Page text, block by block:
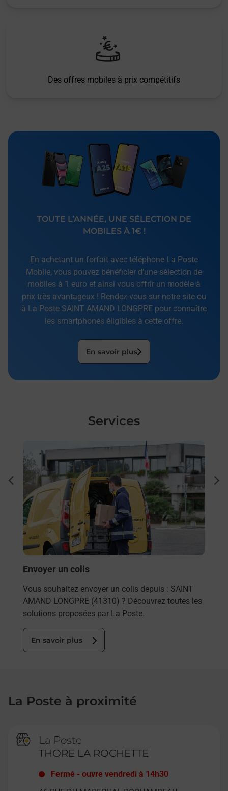
Des offres mobiles à prix compétitifs
TOUTE L’ANNÉE, UNE SÉLECTION DE
MOBILES À 1€ !
En achetant un forfait avec téléphone La Poste
Mobile, vous pouvez bénéficier d’une sélection de
mobiles à 1 euro et ainsi vous offrir un modèle à
prix très avantageux ! Rendez-vous sur notre site ou
à La Poste SAINT AMAND LONGPRE pour connaître
les smartphones éligibles à cette offre.
En savoir plus
Services
En savoir plus
Envoyer un colis
Vous souhaitez envoyer un colis depuis : SAINT
AMAND LONGPRE (41310) ? Découvrez toutes les
solutions proposées par La Poste.
En savoir plus
La Poste à proximité
La Poste
THORE LA ROCHETTE
Fermé -ouvre vendredi à 14h30